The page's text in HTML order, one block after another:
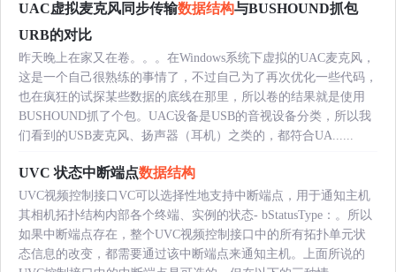
UAC虚拟麦克风同步传输数据结构与BUSHOUND抓包
URB的对比
昨天晚上在家又在卷。。。在Windows系统下虚拟的UAC麦克风，
这是一个自己很熟练的事情了，不过自己为了再次优化一些代码，
也在疯狂的试探某些数据的底线在那里，所以卷的结果就是使用
BUSHOUND抓了个包。UAC设备是USB的音视设备分类，所以我
们看到的USB麦克风、扬声器（耳机）之类的，都符合UA......
UVC 状态中断端点数据结构
UVC视频控制接口VC可以选择性地支持中断端点，用于通知主机
其相机拓扑结构内部各个终端、实例的状态- bStatusType：。所以
如果中断端点存在，整个UVC视频控制接口中的所有拓扑单元状
态信息的改变，都需要通过该中断端点来通知主机。上面所说的